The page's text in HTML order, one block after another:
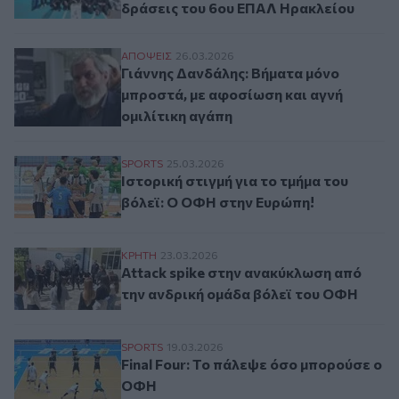
δράσεις του 6ου ΕΠΑΛ Ηρακλείου
Γιάννης Δανδάλης: Βήματα μόνο
ΑΠΟΨΕΙΣ 26.03.2026
Γιάννης Δανδάλης: Βήματα μόνο
μπροστά, με αφοσίωση και αγνή
ομιλίτικη αγάπη
Ιστορική στιγμή για το τμήμα του
SPORTS 25.03.2026
Ιστορική στιγμή για το τμήμα του
βόλεϊ: Ο ΟΦΗ στην Ευρώπη!
Attack spike στην ανακύκλωση από την
ΚΡΗΤΗ 23.03.2026
Attack spike στην ανακύκλωση από
την ανδρική ομάδα βόλεϊ του ΟΦΗ
Final Four: Το πάλεψε όσο μπορούσε ο
SPORTS 19.03.2026
Final Four: Το πάλεψε όσο μπορούσε ο
ΟΦΗ